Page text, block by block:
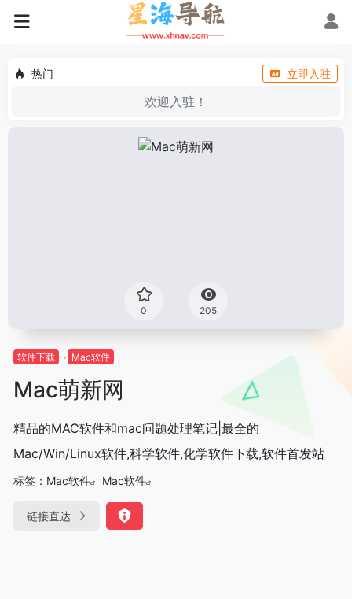
热门 立即入驻
欢迎入驻！
0 205
软件下载 Mac软件
Mac萌新网
精品的MAC软件和mac问题处理笔记|最全的
Mac/Win/Linux软件,科学软件,化学软件下载,软件首发站
标签： Mac软件 Mac软件
链接直达